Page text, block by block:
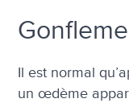
Il est normal
un œdème